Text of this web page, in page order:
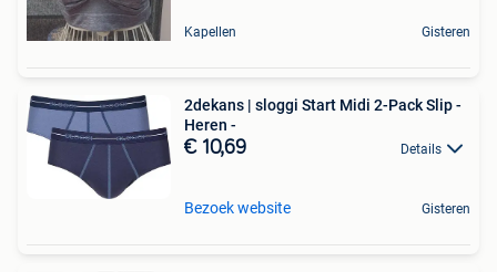
Kapellen Gisteren
2dekans | sloggi Start Midi 2-Pack Slip -
Heren -
€ 10,69 Details
Bezoek website Gisteren